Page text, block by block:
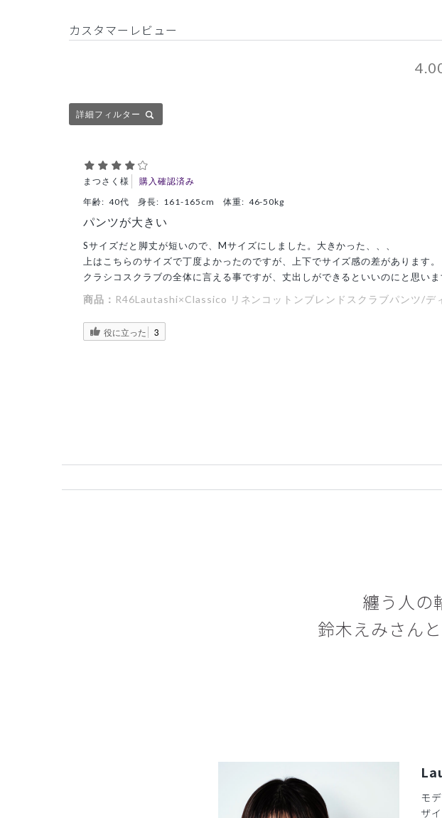
カスタマーレビュー
詳細フィルター
まつさく様 購入確認済み
年齢: 40代 身長: 161-165cm 体重: 46-50kg
パンツが大きい
Sサイズだと脚丈が短いので、Mサイズにしました。大きかった、、、
上はこちらのサイズで丁度よかったのですが、上下でサイズ感の差があります。
クラシコスクラブの全体に言える事ですが、丈出しができるといいのにと思いま
商品： R46Lautashi×Classico リネンコットンブレンドスクラブパンツ/デ
役に立った 3
纏う人の
鈴木えみさん
モ
ザ